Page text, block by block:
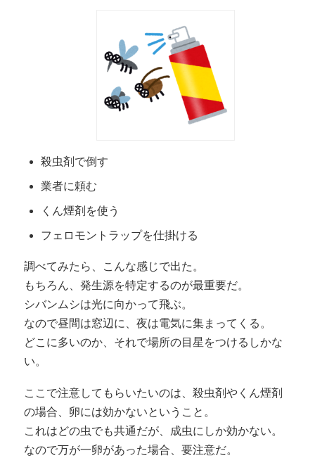
殺虫剤で倒す
業者に頼む
くん煙剤を使う
フェロモントラップを仕掛ける
調べてみたら、こんな感じで出た。
もちろん、発生源を特定するのが最重要だ。
シバンムシは光に向かって飛ぶ。
なので昼間は窓辺に、夜は電気に集まってくる。
どこに多いのか、それで場所の目星をつけるしかな
い。
ここで注意してもらいたいのは、殺虫剤やくん煙剤
の場合、卵には効かないということ。
これはどの虫でも共通だが、成虫にしか効かない。
なので万が一卵があった場合、要注意だ。